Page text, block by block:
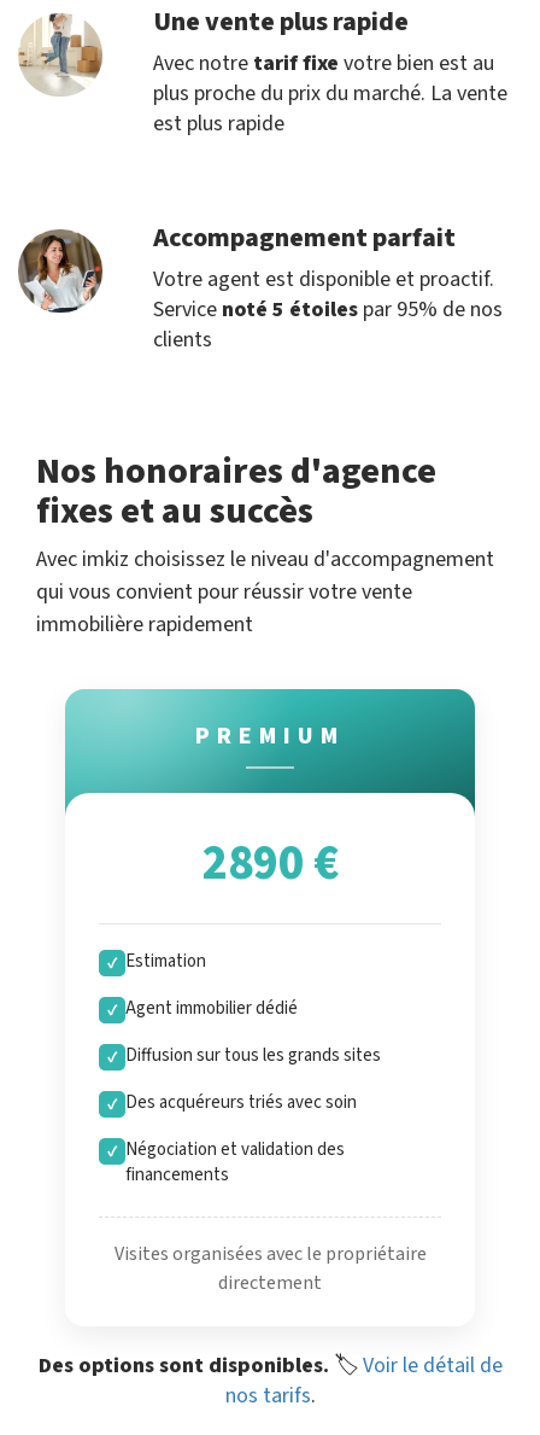
Une vente plus rapide
Avec notre tarif fixe votre bien est au
plus proche du prix du marché. La vente
est plus rapide
Accompagnement parfait
Votre agent est disponible et proactif.
Service noté 5 étoiles par 95% de nos
clients
Nos honoraires d'agence
fixes et au succès
Avec imkiz choisissez le niveau d'accompagnement
qui vous convient pour réussir votre vente
immobilière rapidement
PREMIUM
2890 €
✓ Estimation
✓ Agent immobilier dédié
✓ Diffusion sur tous les grands sites
✓ Des acquéreurs triés avec soin
✓ Négociation et validation des
financements
Visites organisées avec le propriétaire
directement
Des options sont disponibles. 🏷️Voir le détail de
nos tarifs.